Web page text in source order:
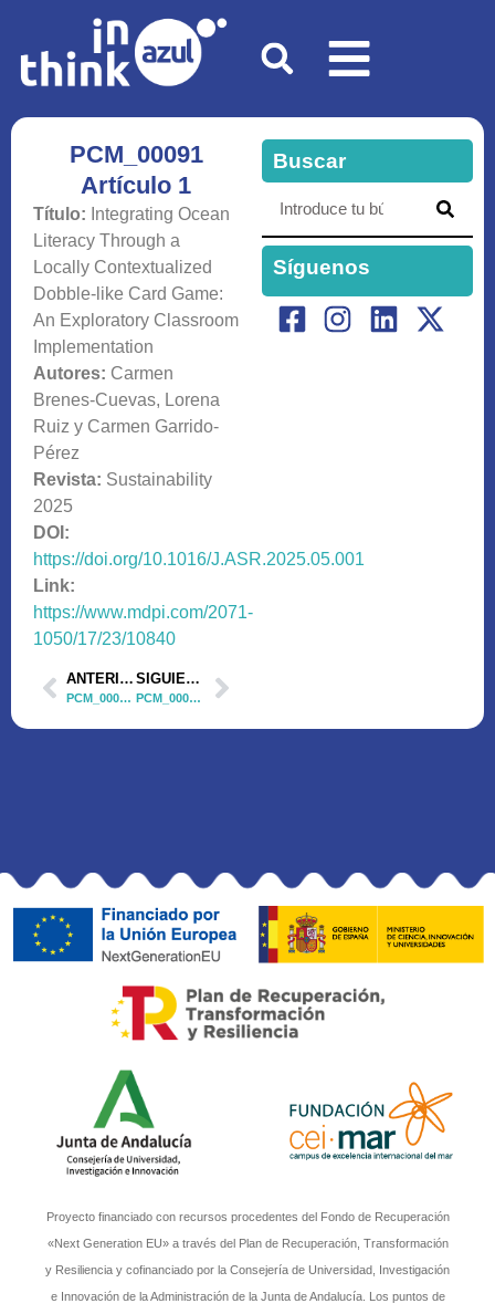
PCM_00091
Artículo 1
Título: Integrating Ocean
Literacy Through a
Locally Contextualized
Dobble-like Card Game:
An Exploratory Classroom
Implementation
Autores: Carmen
Brenes-Cuevas, Lorena
Ruiz y Carmen Garrido-
Pérez
Revista: Sustainability
2025
DOI:
https://doi.org/10.1016/J.ASR.2025.05.001
Link:
https://www.mdpi.com/2071-
1050/17/23/10840
ANTERIOR
PCM_00032 Artículo 1
SIGUIENTE
PCM_00015 Artículo 1
Buscar
Síguenos
Proyecto financiado con recursos procedentes del Fondo de Recuperación
«Next Generation EU» a través del Plan de Recuperación, Transformación
y Resiliencia y cofinanciado por la Consejería de Universidad, Investigación
e Innovación de la Administración de la Junta de Andalucía. Los puntos de